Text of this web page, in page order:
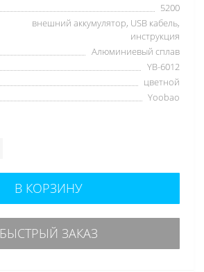
5200
внешний аккумулятор, USB кабель,
инструкция
Алюминиевый сплав
YB-6012
цветной
Yoobao
В КОРЗИНУ
БЫСТРЫЙ ЗАКАЗ